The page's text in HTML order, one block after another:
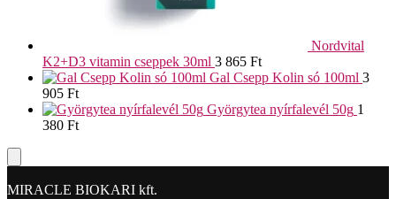
Nordvital
K2+D3 vitamin cseppek 30ml 3 865 Ft
Gal Csepp Kolin só 100ml 3
905 Ft
Györgytea nyírfalevél 50g 1
380 Ft
MIRACLE BIOKARI kft.